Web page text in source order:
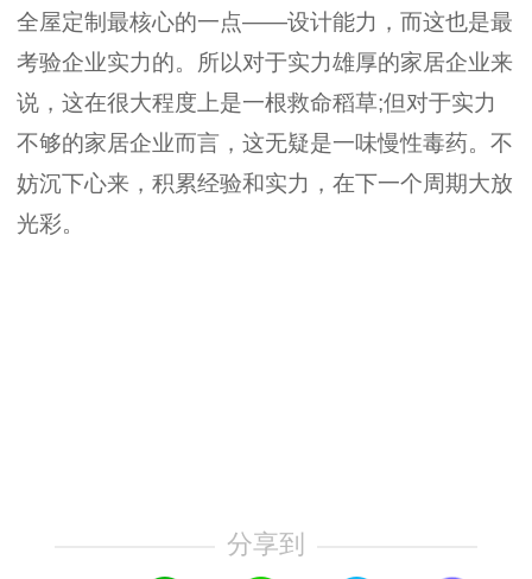
全屋定制最核心的一点——设计能力，而这也是最
考验企业实力的。所以对于实力雄厚的家居企业来
说，这在很大程度上是一根救命稻草;但对于实力
不够的家居企业而言，这无疑是一味慢性毒药。不
妨沉下心来，积累经验和实力，在下一个周期大放
光彩。
分享到